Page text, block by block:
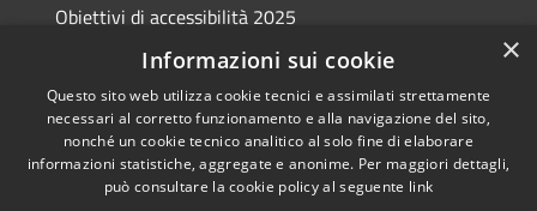
Obiettivi di accessibilità 2025
Meccanismo di feedback
RSS
Accessibilità
Copyright © 2026 • Comune di
×
Informazioni sui cookie
Questo sito web utilizza cookie tecnici e assimilati strettamente
necessari al corretto funzionamento e alla navigazione del sito,
nonché un cookie tecnico analitico al solo fine di elaborare
informazioni statistiche, aggregate e anonime. Per maggiori dettagli,
può consultare la cookie policy al seguente link